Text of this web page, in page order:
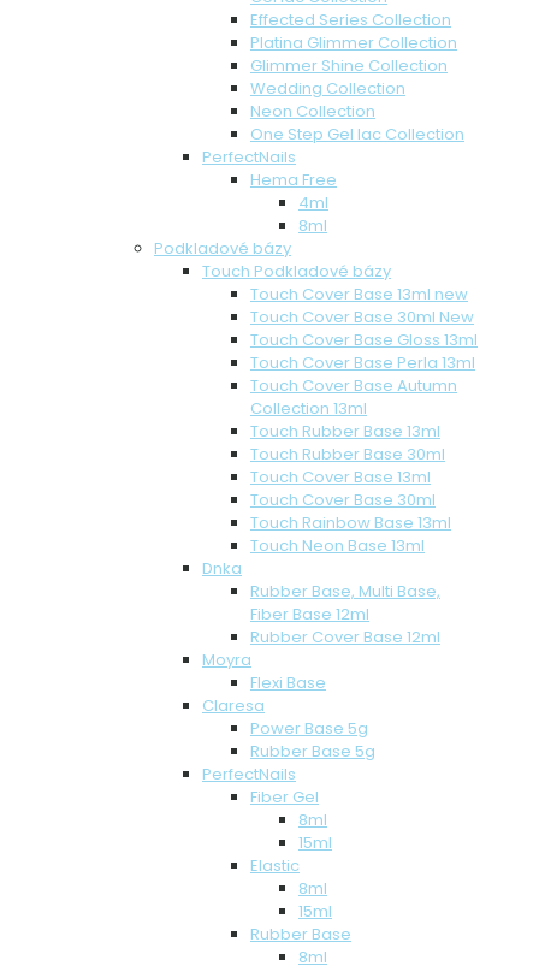
Effected Series Collection
Platina Glimmer Collection
Glimmer Shine Collection
Wedding Collection
Neon Collection
One Step Gel lac Collection
PerfectNails
Hema Free
4ml
8ml
Podkladové bázy
Touch Podkladové bázy
Touch Cover Base 13ml new
Touch Cover Base 30ml New
Touch Cover Base Gloss 13ml
Touch Cover Base Perla 13ml
Touch Cover Base Autumn
Collection 13ml
Touch Rubber Base 13ml
Touch Rubber Base 30ml
Touch Cover Base 13ml
Touch Cover Base 30ml
Touch Rainbow Base 13ml
Touch Neon Base 13ml
Dnka
Rubber Base, Multi Base,
Fiber Base 12ml
Rubber Cover Base 12ml
Moyra
Flexi Base
Claresa
Power Base 5g
Rubber Base 5g
PerfectNails
Fiber Gel
8ml
15ml
Elastic
8ml
15ml
Rubber Base
8ml